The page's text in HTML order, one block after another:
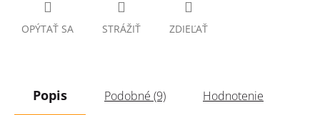
OPÝTAŤ SA STRÁŽIŤ ZDIEĽAŤ
Popis Podobné (9) Hodnotenie